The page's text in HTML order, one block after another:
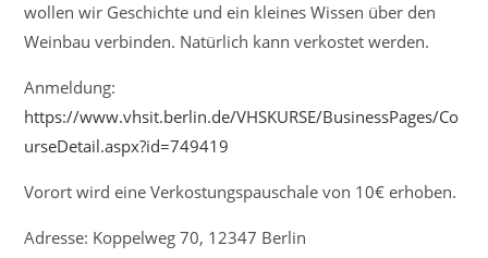
wollen wir Geschichte und ein kleines Wissen über den
Weinbau verbinden. Natürlich kann verkostet werden.
Anmeldung:
https://www.vhsit.berlin.de/VHSKURSE/BusinessPages/Co
urseDetail.aspx?id=749419
Vorort wird eine Verkostungspauschale von 10€ erhoben.
Adresse: Koppelweg 70, 12347 Berlin